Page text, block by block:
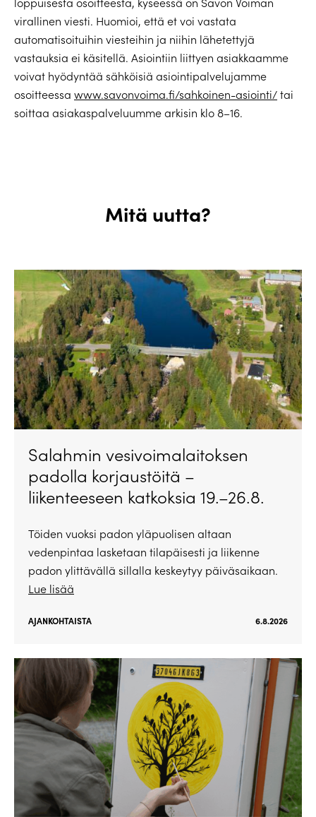
virallinen viesti. Huomioi, että et voi vastata
automatisoituihin viesteihin ja niihin lähetettyjä
vastauksia ei käsitellä. Asiointiin liittyen asiakkaamme
voivat hyödyntää sähköisiä asiointipalvelujamme
osoitteessa www.savonvoima.fi/sahkoinen-asiointi/tai
soittaa asiakaspalveluumme arkisin klo 8–16.
Mitä uutta?
Salahmin vesivoimalaitoksen
padolla korjaustöitä –
liikenteeseen katkoksia 19.–26.8.
Töiden vuoksi padon yläpuolisen altaan
vedenpintaa lasketaan tilapäisesti ja liikenne
padon ylittävällä sillalla keskeytyy päiväsaikaan.
Lue lisää
AJANKOHTAISTA 6.8.2026